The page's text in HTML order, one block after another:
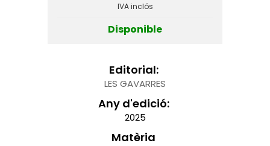
IVA inclós
Disponible
Editorial:
LES GAVARRES
Any d'edició:
2025
Matèria